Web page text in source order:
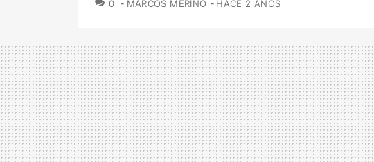
0
MARCOS MERINO HACE 2 AÑOS